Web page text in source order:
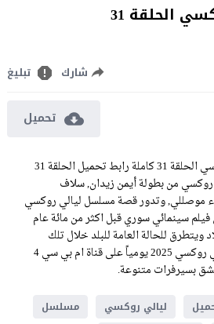
الحلقة 31
شارك تبليغ
تحميل
مشاهدة مسلسل ليالي روكسي الحلقة 31 كاملة رابط تحميل الحلقة 31
من بطولة أيمن زيدان, سلاف
موصللي, وتدور قصة مسلسل ليالي روكسي
سينمائي سوري قبل اكثر من مائة عام
ويتطرق للحالة العامة للبلد خلال تلك
الفترة, وتعرض حلقات ليالي روكسي 2025 يومياً على قناة ام بي سي 4
بسيرفرات متنوعة.
ليالي روكسي
مسلسل